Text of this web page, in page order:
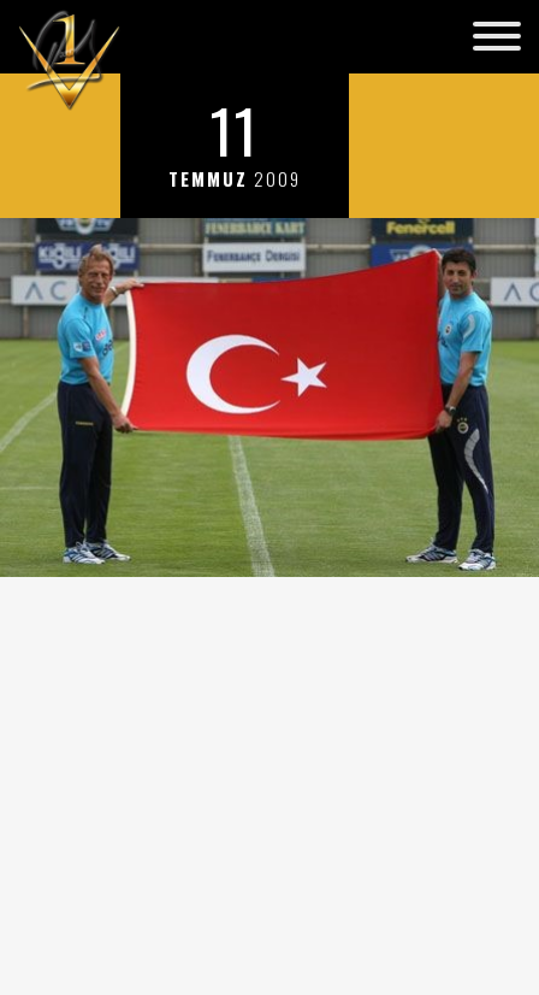
11
TEMMUZ 2009